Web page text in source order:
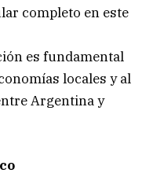
completo en este
es fundamental
locales y al
Argentina y